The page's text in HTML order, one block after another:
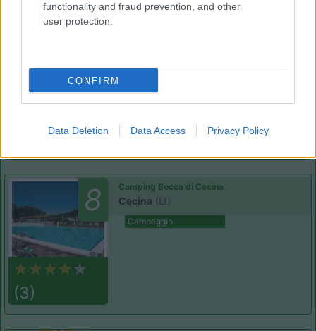
functionality and fraud prevention, and other
user protection.
CONFIRM
Data Deletion Data Access Privacy Policy
Campeggio
8
(3)
Camping Bocca di Cecina
Cecina (LI)
Campeggio